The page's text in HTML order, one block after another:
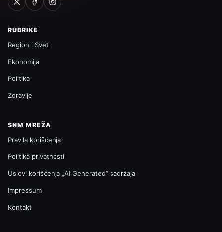
RUBRIKE
Region i Svet
Ekonomija
Politika
Zdravlje
SNM MREŽA
Pravila korišćenja
Politika privatnosti
Uslovi korišćenja „AI Generated“ sadržaja
Impressum
Kontakt